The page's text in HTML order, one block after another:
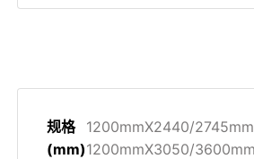
规格
(mm)
1200mmX2440/2745mm
1200mmX3050/3600mm